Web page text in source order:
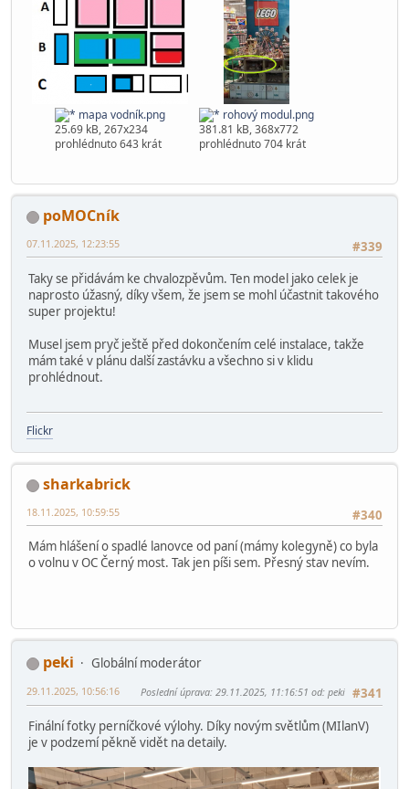
mapa vodník.png
25.69 kB, 267x234
prohlédnuto 643 krát
rohový modul.png
381.81 kB, 368x772
prohlédnuto 704 krát
poMOCník
#339
07.11.2025, 12:23:55
Taky se přidávám ke chvalozpěvům. Ten model jako celek je
naprosto úžasný, díky všem, že jsem se mohl účastnit takového
super projektu!
Musel jsem pryč ještě před dokončením celé instalace, takže
mám také v plánu další zastávku a všechno si v klidu
prohlédnout.
Flickr
sharkabrick
#340
18.11.2025, 10:59:55
Mám hlášení o spadlé lanovce od paní (mámy kolegyně) co byla
o volnu v OC Černý most. Tak jen píši sem. Přesný stav nevím.
peki
Globální moderátor
#341
29.11.2025, 10:56:16 Poslední úprava: 29.11.2025, 11:16:51 od: peki
Finální fotky perníčkové výlohy. Díky novým světlům (MIlanV)
je v podzemí pěkně vidět na detaily.